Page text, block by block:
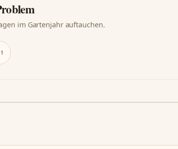
im Gartenjahr auftauchen.
1